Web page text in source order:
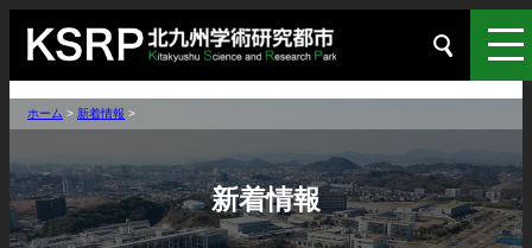
ホーム >新着情報 >
新着情報